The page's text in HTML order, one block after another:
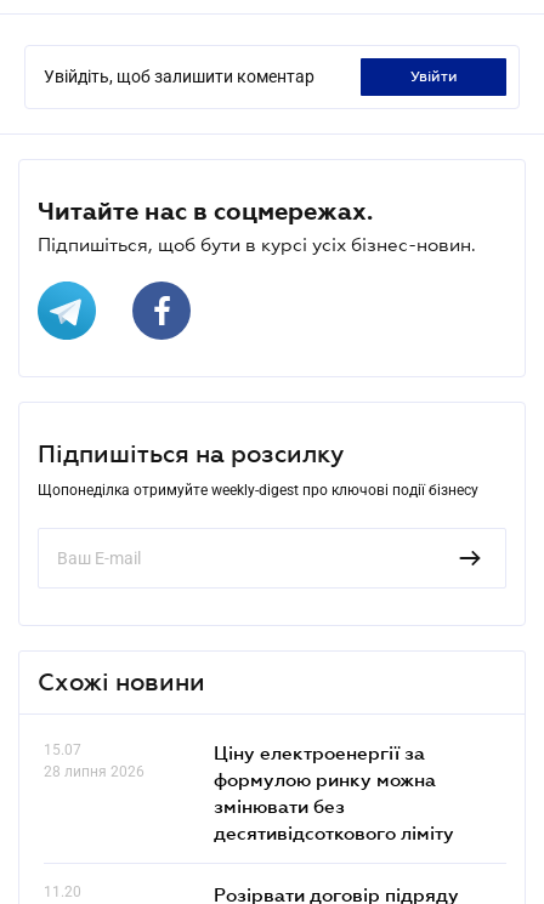
Увійдіть, щоб залишити коментар увійти
Читайте нас в соцмережах.
Підпишіться, щоб бути в курсі усіх бізнес-новин.
Підпишіться на розсилку
Щопонеділка отримуйте weekly-digest про ключові події бізнесу
Схожі новини
15.07
28 липня 2026
Ціну електроенергії за
формулою ринку можна
змінювати без
десятивідсоткового ліміту
11.20
Розірвати договір підряду